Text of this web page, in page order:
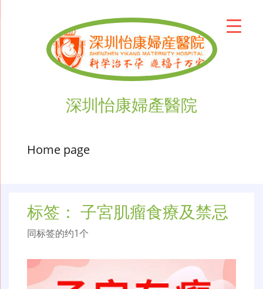
深圳怡康婦產醫院
Home page
标签： 子宮肌瘤食療及禁忌
同标签的约1个